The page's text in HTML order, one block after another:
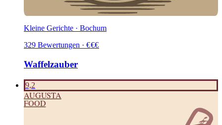
Kleine Gerichte · Bochum
329 Bewertungen · €€€
Waffelzauber
9,2
AUGUSTA
FOOD